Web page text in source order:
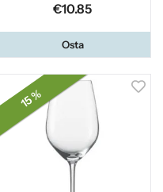
€10.85
Osta
15 %